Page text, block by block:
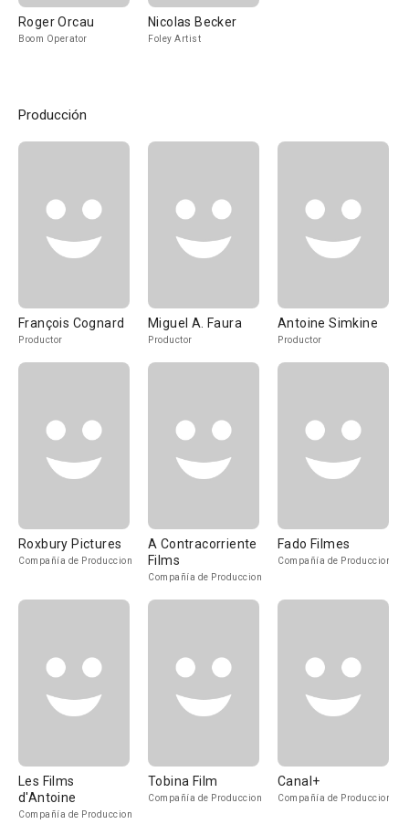
Roger Orcau
Boom Operator
Nicolas Becker
Foley Artist
Producción
François Cognard
Productor
Miguel A. Faura
Productor
Antoine Simkine
Productor
Roxbury Pictures
Compañía de Produccion
A Contracorriente
Films
Compañía de Produccion
Fado Filmes
Compañía de Produccion
Les Films
d'Antoine
Compañía de Produccion
Tobina Film
Compañía de Produccion
Canal+
Compañía de Produccion